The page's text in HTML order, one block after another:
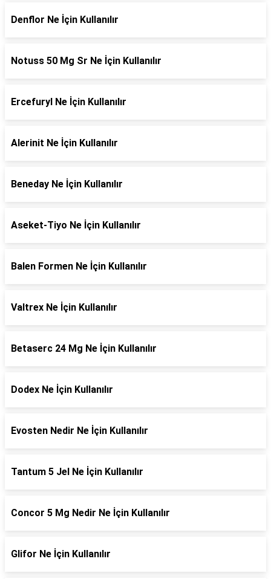
Denflor Ne İçin Kullanılır
Notuss 50 Mg Sr Ne İçin Kullanılır
Ercefuryl Ne İçin Kullanılır
Alerinit Ne İçin Kullanılır
Beneday Ne İçin Kullanılır
Aseket-Tiyo Ne İçin Kullanılır
Balen Formen Ne İçin Kullanılır
Valtrex Ne İçin Kullanılır
Betaserc 24 Mg Ne İçin Kullanılır
Dodex Ne İçin Kullanılır
Evosten Nedir Ne İçin Kullanılır
Tantum 5 Jel Ne İçin Kullanılır
Concor 5 Mg Nedir Ne İçin Kullanılır
Glifor Ne İçin Kullanılır